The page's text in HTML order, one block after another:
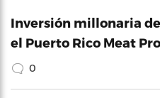
Inversión millonaria
el Puerto Rico Meat
0